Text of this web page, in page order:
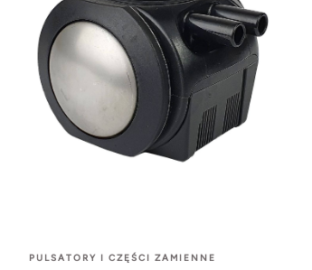
PULSATORY I CZĘŚCI ZAMIENNE